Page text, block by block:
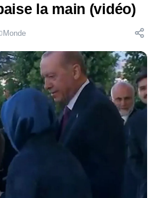
la main (vidéo)
Monde